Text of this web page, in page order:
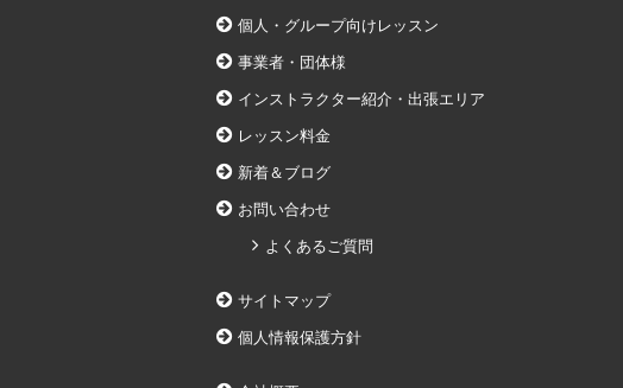
個人・グループ向けレッスン
事業者・団体様
インストラクター紹介・出張エリア
レッスン料金
新着＆ブログ
お問い合わせ
よくあるご質問
サイトマップ
個人情報保護方針